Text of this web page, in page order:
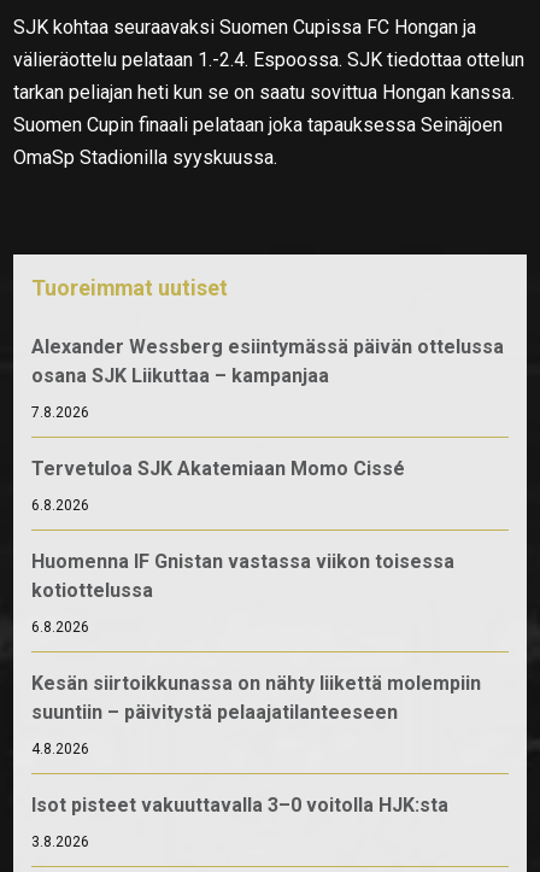
SJK kohtaa seuraavaksi Suomen Cupissa FC Hongan ja
välieräottelu pelataan 1.-2.4. Espoossa. SJK tiedottaa ottelun
tarkan peliajan heti kun se on saatu sovittua Hongan kanssa.
Suomen Cupin finaali pelataan joka tapauksessa Seinäjoen
OmaSp Stadionilla syyskuussa.
Tuoreimmat uutiset
Alexander Wessberg esiintymässä päivän ottelussa
osana SJK Liikuttaa – kampanjaa
7.8.2026
Tervetuloa SJK Akatemiaan Momo Cissé
6.8.2026
Huomenna IF Gnistan vastassa viikon toisessa
kotiottelussa
6.8.2026
Kesän siirtoikkunassa on nähty liikettä molempiin
suuntiin – päivitystä pelaajatilanteeseen
4.8.2026
Isot pisteet vakuuttavalla 3–0 voitolla HJK:sta
3.8.2026